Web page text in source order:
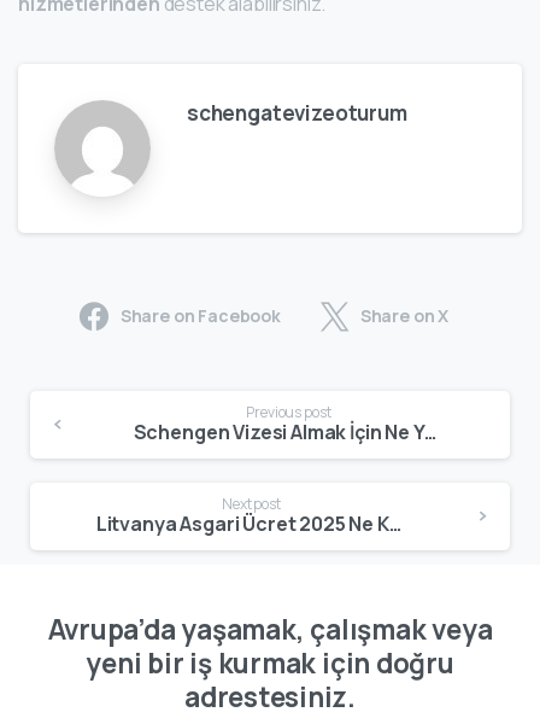
schengatevizeoturum
Share on Facebook Share on X
Previous post
Schengen Vizesi Almak İçin Ne Yapmak Gerekir? Şartlar, Belgeler ve Süreç
Next post
Litvanya Asgari Ücret 2025 Ne Kadar? Net Maaş, Çalışma Şartları ve Yaşam Maliyeti
Avrupa’da yaşamak, çalışmak veya
yeni bir iş kurmak için doğru
adrestesiniz.